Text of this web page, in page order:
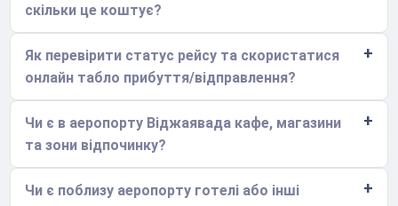
скільки це коштує?
Як перевірити статус рейсу та скористатися
онлайн табло прибуття/відправлення?
Чи є в аеропорту Віджаявада кафе, магазини
та зони відпочинку?
Чи є поблизу аеропорту готелі або інші